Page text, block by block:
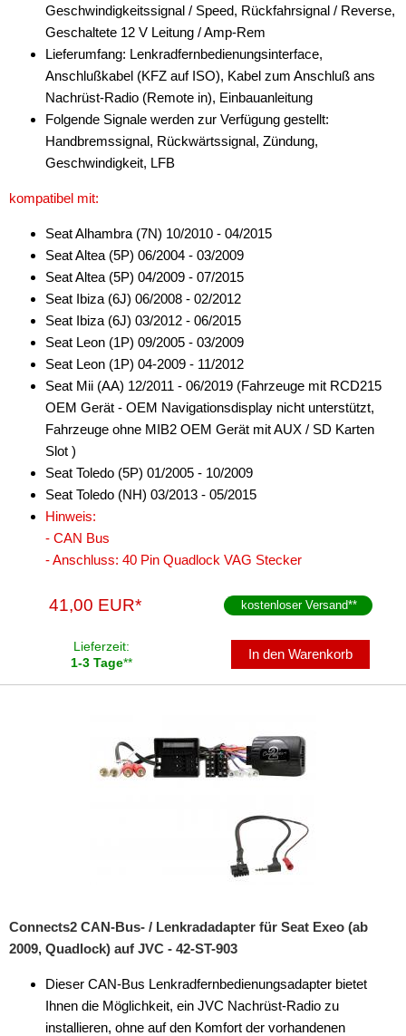
für Alfa Romeo
für BMW
für Chevrolet
für Citroen
für DAF
für Dodge
für Fiat
für Ford
für General Motors
für Honda
für Hyundai
für Iveco
für Jeep
für John Deere
für Lancia
für Mitsubishi
für Nissan
für Opel
Geschwindigkeitssignal / Speed, Rückfahrsignal / Reverse,
Geschaltete 12 V Leitung / Amp-Rem
Lieferumfang: Lenkradfernbedienungsinterface,
Anschlußkabel (KFZ auf ISO), Kabel zum Anschluß ans
Nachrüst-Radio (Remote in), Einbauanleitung
Folgende Signale werden zur Verfügung gestellt:
Handbremssignal, Rückwärtssignal, Zündung,
Geschwindigkeit, LFB
kompatibel mit:
Seat Alhambra (7N) 10/2010 - 04/2015
Seat Altea (5P) 06/2004 - 03/2009
Seat Altea (5P) 04/2009 - 07/2015
Seat Ibiza (6J) 06/2008 - 02/2012
Seat Ibiza (6J) 03/2012 - 06/2015
Seat Leon (1P) 09/2005 - 03/2009
Seat Leon (1P) 04-2009 - 11/2012
Seat Mii (AA) 12/2011 - 06/2019 (Fahrzeuge mit RCD215
OEM Gerät - OEM Navigationsdisplay nicht unterstützt,
Fahrzeuge ohne MIB2 OEM Gerät mit AUX / SD Karten
Slot )
Seat Toledo (5P) 01/2005 - 10/2009
Seat Toledo (NH) 03/2013 - 05/2015
Hinweis:
- CAN Bus
- Anschluss: 40 Pin Quadlock VAG Stecker
41,00 EUR* kostenloser Versand**
Lieferzeit:
1-3 Tage**
In den Warenkorb
Connects2 CAN-Bus- / Lenkradadapter für Seat Exeo (ab
2009, Quadlock) auf JVC - 42-ST-903
Dieser CAN-Bus Lenkradfernbedienungsadapter bietet
Ihnen die Möglichkeit, ein JVC Nachrüst-Radio zu
installieren, ohne auf den Komfort der vorhandenen